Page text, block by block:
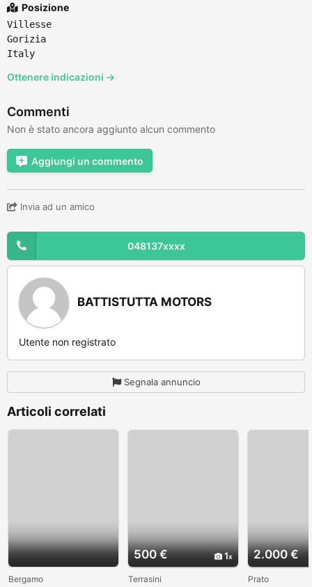
Posizione
Villesse
Gorizia
Italy
Ottenere indicazioni →
Commenti
Non è stato ancora aggiunto alcun commento
Aggiungi un commento
Invia ad un amico
048137xxxx
BATTISTUTTA MOTORS
Utente non registrato
Segnala annuncio
Articoli correlati
Bergamo
500 € 1
Terrasini
2.000 €
Prato